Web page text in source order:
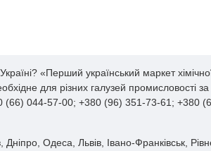
«Перший український маркет
для різних галузей промисловості
(66) 044-57-00; +380 (96) 351-73-61; +380
Одеса, Львів, Івано-Франківськ,